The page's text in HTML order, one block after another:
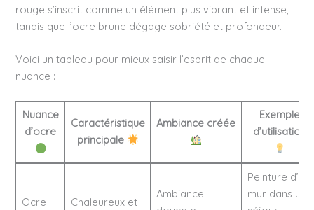
rouge s’inscrit comme un élément plus vibrant et intense,
tandis que l’ocre brune dégage sobriété et profondeur.
Voici un tableau pour mieux saisir l’esprit de chaque
nuance :
Nuance
d’ocre
Caractéristique
principale
Ambiance créée
Exemple
d’utilisation
Ocre
Chaleureux et
Ambiance
Peinture d’un
mur dans un